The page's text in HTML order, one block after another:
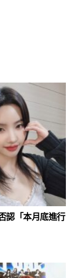
認「本月底進行